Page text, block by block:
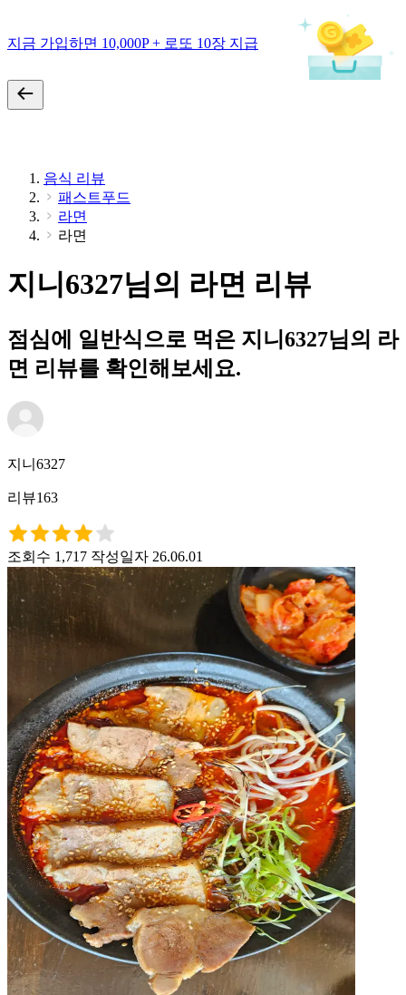
지금 가입하면 10,000P + 로또 10장 지급
음식 리뷰
패스트푸드
라면
라면
지니6327님의 라면 리뷰
점심에 일반식으로 먹은 지니6327님의 라
면 리뷰를 확인해보세요.
지니6327
리뷰163
조회수 1,717 작성일자 26.06.01